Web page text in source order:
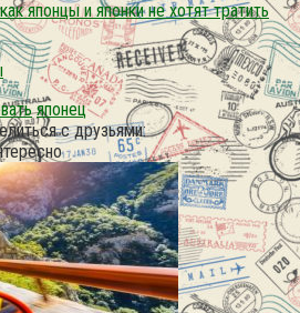
японцы и японки не хотят тратить
японец
с друзьями: